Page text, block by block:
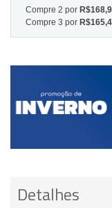
Compre 2 por
Compre 3 por
Detalhes